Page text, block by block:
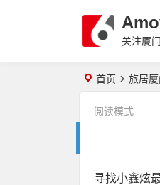
关注厦
首页 旅居厦
阅读模式
寻找小鑫炫